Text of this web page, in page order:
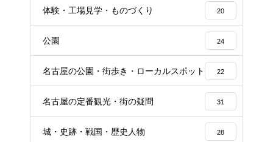
体験・工場見学・ものづくり 20
公園 24
名古屋の公園・街歩き・ローカルスポット 22
名古屋の定番観光・街の疑問 31
城・史跡・戦国・歴史人物 28